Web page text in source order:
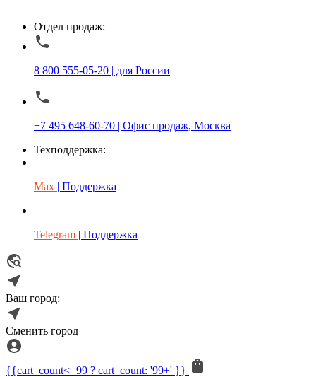
Отдел продаж:
8 800 555-05-20 | для России
+7 495 648-60-70 | Офис продаж, Москва
Техподдержка:
Max | Поддержка
Telegram | Поддержка
Ваш город:
Сменить город
{{cart_count<=99 ? cart_count: '99+' }}